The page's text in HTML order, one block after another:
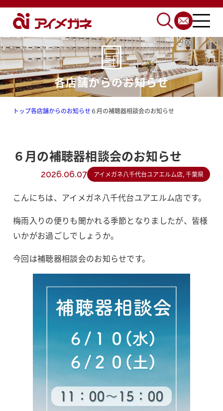
各店舗からのお知らせ
トップ各店舗からのお知らせ ６月の補聴器相談会のお知らせ
６月の補聴器相談会のお知らせ
2026.06.07 アイメガネ八千代台ユアエルム店, 千葉県
こんにちは、アイメガネ八千代台ユアエルム店です。
梅雨入りの便りも聞かれる季節となりましたが、皆様
いかがお過ごしでしょうか。
今回は補聴器相談会のお知らせです。